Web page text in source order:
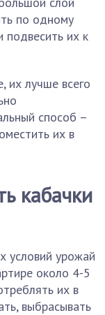
по одному
подвесить их к
их лучше всего
способ –
их в
кабачки
условий урожай
около 4-5
их в
выбрасывать